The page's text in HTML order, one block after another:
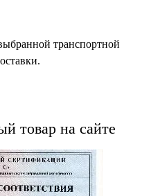
транспортной
товар на сайте